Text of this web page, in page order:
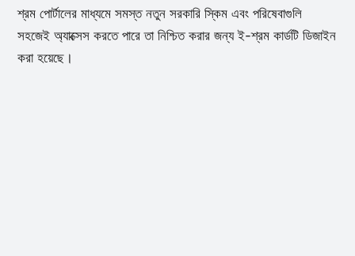
শ্রম পোর্টালের মাধ্যমে সমস্ত নতুন সরকারি স্কিম এবং পরিষেবাগুলি
সহজেই অ্যাক্সেস করতে পারে তা নিশ্চিত করার জন্য ই-শ্রম কার্ডটি ডিজাইন
করা হয়েছে।